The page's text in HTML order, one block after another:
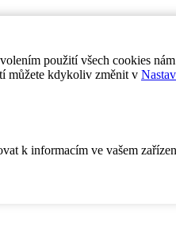
použití všech cookies
můžete kdykoliv změnit v
k informacím ve vašem